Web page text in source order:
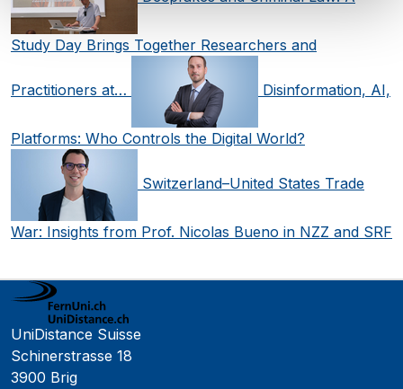
Study Day Brings Together Researchers and
Practitioners at… Disinformation, AI,
Platforms: Who Controls the Digital World?
Switzerland–United States Trade
War: Insights from Prof. Nicolas Bueno in NZZ and SRF
UniDistance Suisse
Schinerstrasse 18
3900 Brig